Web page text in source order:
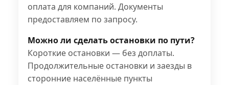
оплата для компаний. Документы
предоставляем по запросу.
Можно ли сделать остановки по пути?
Короткие остановки — без доплаты.
Продолжительные остановки и заезды в
сторонние населённые пункты